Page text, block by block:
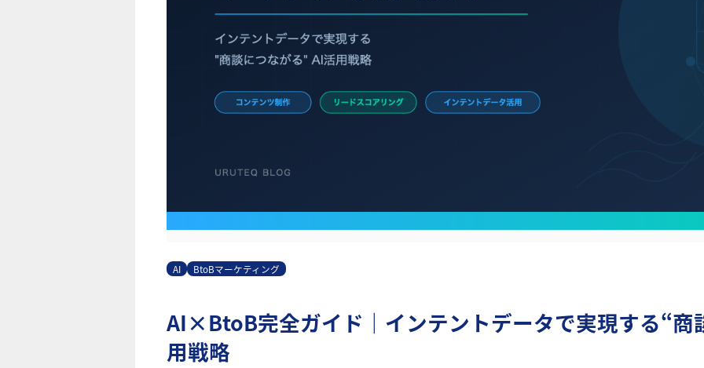
AI BtoBマーケティング
AI×BtoB完全ガイド｜インテントデータで実現する“商
用戦略